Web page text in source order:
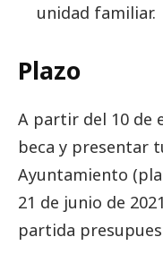
unidad familiar.
Plazo
A partir del 10 de
beca y presentar
Ayuntamiento
21 de junio de
partida